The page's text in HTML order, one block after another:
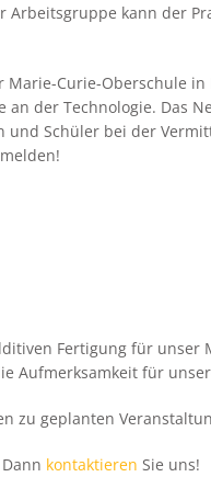
kann der
Curie-Oberschule
der Technologie. Das
Schüler bei der
melden!
Fertigung für
Aufmerksamkeit für
zu geplanten
kontaktieren Sie uns!